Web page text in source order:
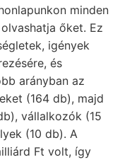
minden
őket. Ez
igények
és
arányban az
(164 db), majd
vállalkozók (15
(10 db). A
Ft volt, így